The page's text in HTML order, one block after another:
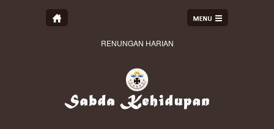
RENUNGAN HARIAN